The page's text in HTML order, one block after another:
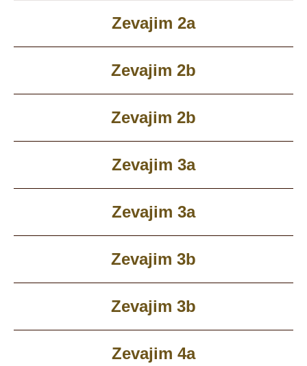
Zevajim 2a
Zevajim 2b
Zevajim 2b
Zevajim 3a
Zevajim 3a
Zevajim 3b
Zevajim 3b
Zevajim 4a